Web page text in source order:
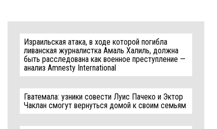
Израильская атака, в ходе которой погибла
ливанская журналистка Амаль Халиль, должна
быть расследована как военное преступление —
анализ Amnesty International
Гватемала: узники совести Луис Пачеко и Эктор
Чаклан смогут вернуться домой к своим семьям